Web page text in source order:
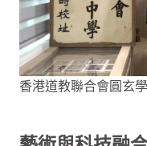
香港道教聯合會圓玄